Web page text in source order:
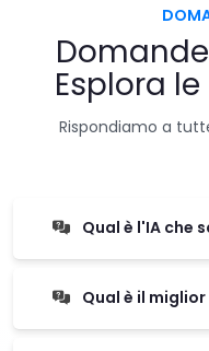
Esplora
Rispondiamo a
Qual è l'IA che
Qual è il